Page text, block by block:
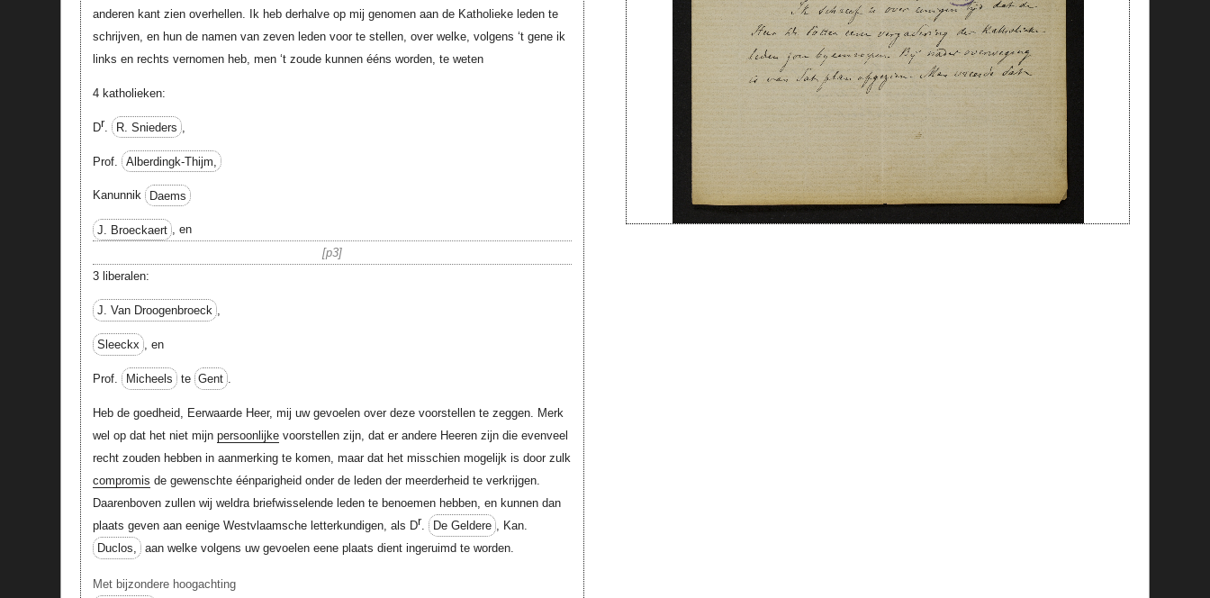
anderen kant zien overhellen. Ik heb derhalve op mij genomen aan de Katholieke leden te
schrijven, en hun de namen van zeven leden voor te stellen, over welke, volgens ‘t gene ik
links en rechts vernomen heb, men ‘t zoude kunnen ééns worden, te weten
4 katholieken:
Dr R. Snieders ,
Prof. Alberdingk-Thijm,
Kanunnik Daems
J. Broeckaert , en
p3
3 liberalen:
J. Van Droogenbroeck ,
Sleeckx , en
Prof. Micheels te Gent .
Heb de goedheid, Eerwaarde Heer, mij uw gevoelen over deze voorstellen te zeggen. Merk
wel op dat het niet mijn persoonlijkevoorstellen zijn, dat er andere Heeren zijn die evenveel
recht zouden hebben in aanmerking te komen, maar dat het misschien mogelijk is door zulk
compromis de gewenschte éénparigheid onder de leden der meerderheid te verkrijgen.
Daarenboven zullen wij weldra briefwisselende leden te benoemen hebben, en kunnen dan
plaats geven aan eenige Westvlaamsche letterkundigen, als Dr. De Geldere , Kan.
Duclos, aan welke volgens uw gevoelen eene plaats dient ingeruimd te worden.
Met bijzondere hoogachting